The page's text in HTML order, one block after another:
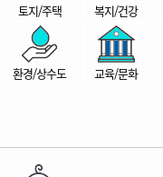
산
토지/주택 복지/건강
환경/상수도 교육/문화